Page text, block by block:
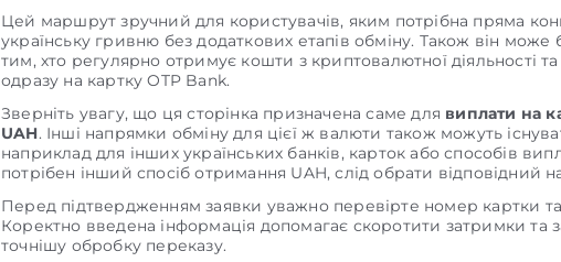
Цей маршрут зручний для користувачів, яким потрібна пряма
українську гривню без додаткових етапів обміну. Також він
тим, хто регулярно отримує кошти з криптовалютної діяльності
одразу на картку OTP Bank.
Зверніть увагу, що ця сторінка призначена саме для виплати на
UAH. Інші напрямки обміну для цієї ж валюти також можуть
наприклад для інших українських банків, карток або способів
потрібен інший спосіб отримання UAH, слід обрати відповідний
Перед підтвердженням заявки уважно перевірте номер картки
Коректно введена інформація допомагає скоротити затримки та
точнішу обробку переказу.